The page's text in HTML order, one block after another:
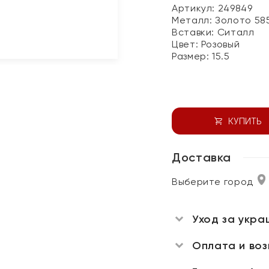
Артикул: 249849
Металл:Золото
Вставки: Ситалл
Цвет: Розовый
Размер:15.5
КУПИТЬ
Доставка
Выберите город
Уход за
Оплата и